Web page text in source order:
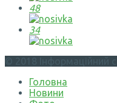
48
34
Головна
Новини